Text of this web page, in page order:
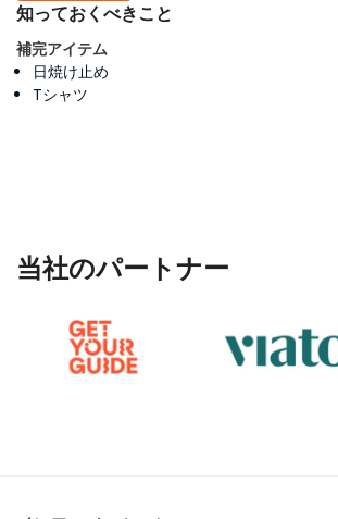
知っておくべきこと
補完アイテム
日焼け止め
Tシャツ
当社のパートナー